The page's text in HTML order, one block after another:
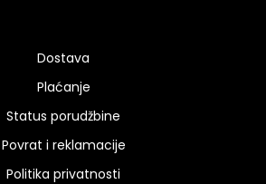
Dostava
Plaćanje
Status porudžbine
Povrat i reklamacije
Politika privatnosti